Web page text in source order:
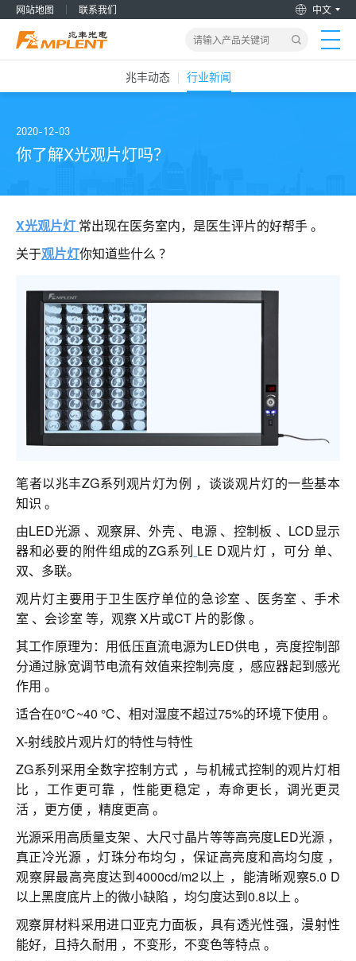
网站地图 联系我们 中文
产品&解决方案
关于我们
服务支持
联系我们
兆丰动态 行业新闻
2020-12-03
你了解X光观片灯吗？
X光观片灯 常出现在医务室内，是医生评片的好帮手 。
关于观片灯你知道些什么 ？
笔者以兆丰ZG系列观片灯为例 ，谈谈观片灯的一些基本
知识 。
由LED光源 、观察屏、外壳 、电源 、控制板 、LCD显示
器和必要的附件组成的ZG系列 LE D观片灯 ，可分 单、
双、多联。
观片灯主要用于卫生医疗单位的急诊室 、医务室 、手术
室 、会诊室 等，观察 X片或CT 片的影像 。
其工作原理为：用低压直流电源为LED供电 ，亮度控制部
分通过脉宽调节电流有效值来控制亮度 ，感应器起到感光
作用 。
适合在0℃~40 ℃、相对湿度不超过75%的环境下使用 。
X-射线胶片观片灯的特性与特性
ZG系列采用全数字控制方式 ，与机械式控制的观片灯相
比 ，工作更可靠 ，性能更稳定 ，寿命更长，调光更灵
活 ，更方便 ，精度更高 。
光源采用高质量支架 、大尺寸晶片等等高亮度LED光源 ，
真正冷光源 ，灯珠分布均匀 ，保证高亮度和高均匀度 ，
观察屏最高亮度达到4000cd/m2以上 ，能清晰观察5.0 D
以上黑度底片上的微小缺陷 ，均匀度达到0.8以上 。
观察屏材料采用进口亚克力面板，具有透光性强，漫射性
能好，且持久耐用 ，不变形，不变色等特点 。